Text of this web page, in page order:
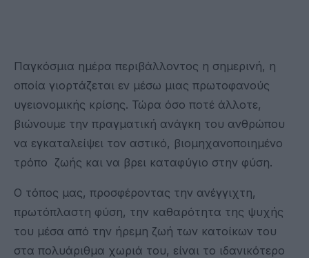
Παγκόσμια ημέρα περιβάλλοντος η σημερινή, η
οποία γιορτάζεται εν μέσω μιας πρωτοφανούς
υγειονομικής κρίσης. Τώρα όσο ποτέ άλλοτε,
βιώνουμε την πραγματική ανάγκη του ανθρώπου
να εγκαταλείψει τον αστικό, βιομηχανοποιημένο
τρόπο ζωής και να βρει καταφύγιο στην φύση.
Ο τόπος μας, προσφέροντας την ανέγγιχτη,
πρωτόπλαστη φύση, την καθαρότητα της ψυχής
του μέσα από την ήρεμη ζωή των κατοίκων του
στα πολυάριθμα χωριά του, είναι το ιδανικότερο